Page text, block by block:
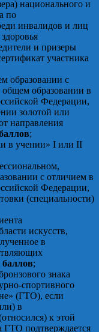
национального и
по
инвалидов и лиц
и призеры
участника
образовании с
общем образовании в
Федерации,
золотой или
направления
;
в учении» I или II
с отличием в
Федерации,
(специальности)
искусств,
в
баллов;
знака
спортивного
(ГТО), если
в
к этой
ГТО подтверждается